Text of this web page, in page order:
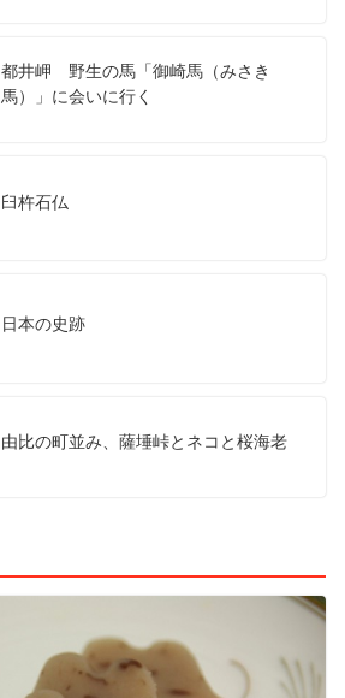
都井岬 野生の馬「御崎馬（みさき
馬）」に会いに行く
臼杵石仏
日本の史跡
由比の町並み、薩埵峠とネコと桜海老